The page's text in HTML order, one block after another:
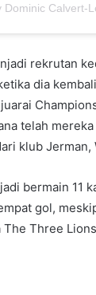
Dominic Calvert-
rekrutan
dia
telah
klub Jerman,
bermain 11
gol,
Three